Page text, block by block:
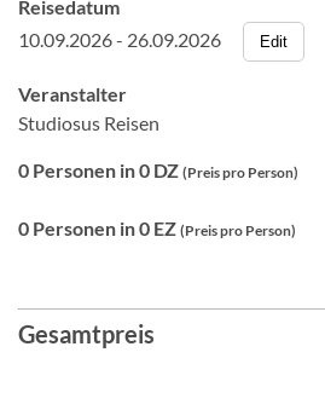
Reisedatum
10.09.2026 - 26.09.2026
Edit
Veranstalter
Studiosus Reisen
0 Personen in 0 DZ (Preis pro Person)
0 Personen in 0 EZ (Preis pro Person)
Gesamtpreis